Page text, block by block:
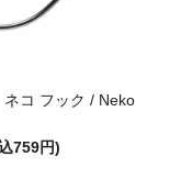
ネコ フック / Neko
759円)